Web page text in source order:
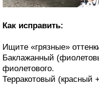
Как исправить:
Ищите «грязные»
Баклажанный
фиолетового.
Терракотовый (красный